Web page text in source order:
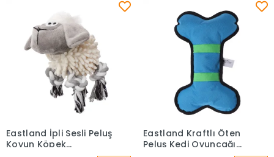
Eastland İpli Sesli Peluş
Koyun Köpek
Eastland Kraftlı Öten
Peluş Kedi Oyuncağı